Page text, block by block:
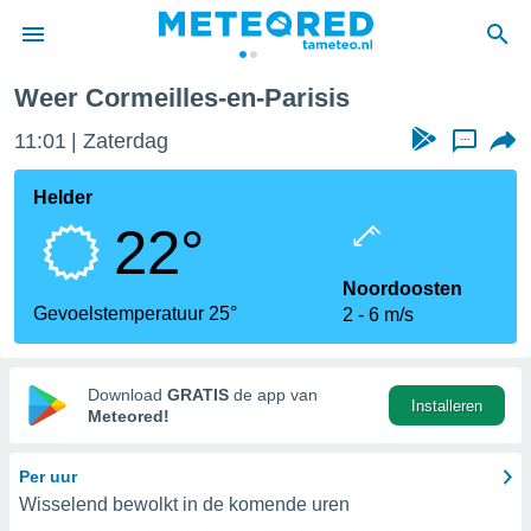
door
verstrekte
hoge
hebt de
voor
op basis
Weer Cormeilles-en-Parisis
11:01 Zaterdag ...
Helder
22°
Gevoelstemperatuur 25°
Noordoosten
2
6 m/s
Download GRATIS de app van
Meteored!
Installeren
Per uur
Wisselend bewolkt in de komende uren